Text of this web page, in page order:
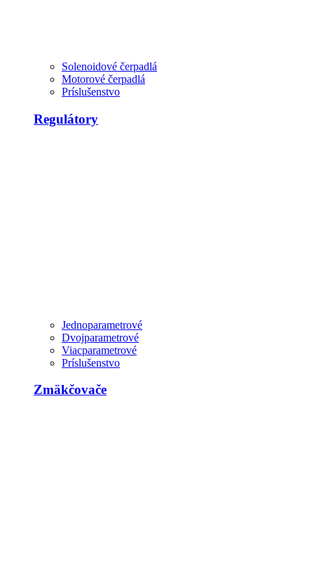
Solenoidové čerpadlá
Motorové čerpadlá
Príslušenstvo
Regulátory
Jednoparametrové
Dvojparametrové
Viacparametrové
Príslušenstvo
Zmäkčovače